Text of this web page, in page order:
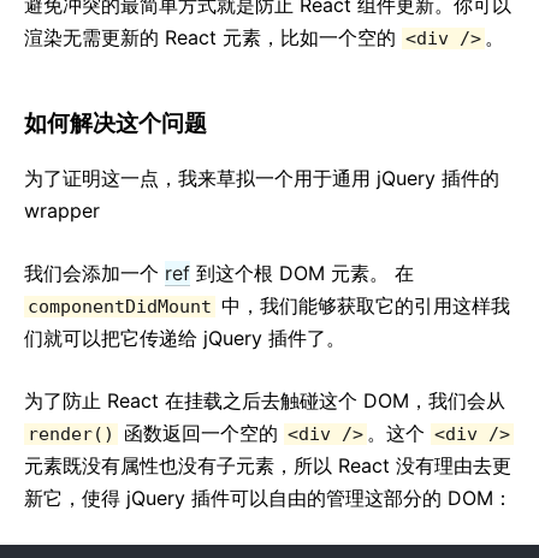
避免冲突的最简单方式就是防止 React 组件更新。你可以
渲染无需更新的 React 元素，比如一个空的 <div /> 。
如何解决这个问题
为了证明这一点，我来草拟一个用于通用 jQuery 插件的
wrapper
我们会添加一个 ref 到这个根 DOM 元素。 在
componentDidMount 中，我们能够获取它的引用这样我
们就可以把它传递给 jQuery 插件了。
为了防止 React 在挂载之后去触碰这个 DOM，我们会从
render() 函数返回一个空的 <div /> 。这个 <div />
元素既没有属性也没有子元素，所以 React 没有理由去更
新它，使得 jQuery 插件可以自由的管理这部分的 DOM：
深入 JSX
性能优化
Profiler
不使用 JSX
协调
Refs & DOM
Render Props
静态类型检查
使用 PropTypes 类型检查
非受控组件
Web Components